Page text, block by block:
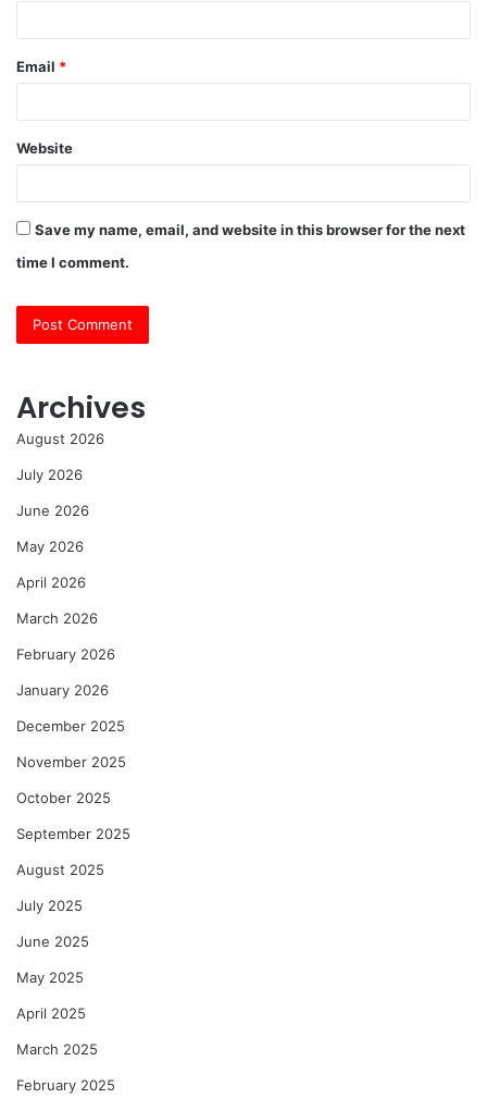
Email *
Website
Save my name, email, and website in this browser for the next
time I comment.
Archives
August 2026
July 2026
June 2026
May 2026
April 2026
March 2026
February 2026
January 2026
December 2025
November 2025
October 2025
September 2025
August 2025
July 2025
June 2025
May 2025
April 2025
March 2025
February 2025